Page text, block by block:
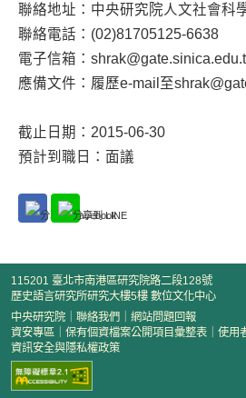
聯絡地址：中央研究院人文社會科
聯絡電話：(02)81705125-6638
電子信箱：
應備文件：履歷e-mail至
截止日期：2015-06-30
預計到職日：面議
115201 臺北市南港區研究院路二段128號
歷史語言研究所研究大樓5樓 數位文化中心
中央研究院
聯絡我們
網站問題回報
資安專區
保有個資檔案公開項目彙整表
使用
資訊安全與隱私權政策